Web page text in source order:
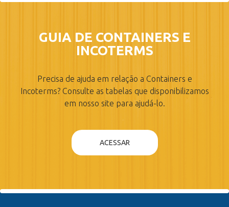
GUIA DE CONTAINERS E
INCOTERMS
Precisa de ajuda em relação a Containers e
Incoterms? Consulte as tabelas que disponibilizamos
em nosso site para ajudá-lo.
ACESSAR